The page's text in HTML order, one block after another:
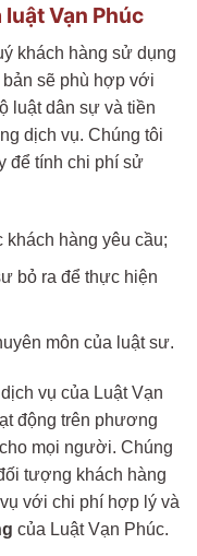
Vạn Phúc
khách hàng sử dụng
sẽ phù hợp với
luật dân sự và tiền
dịch vụ. Chúng tôi
để tính chi phí sử
khách hàng yêu cầu;
bỏ ra để thực hiện
môn của luật sư.
vụ của Luật Vạn
động trên phương
mọi người. Chúng
tượng khách hàng
với chi phí hợp lý và
của Luật Vạn Phúc.